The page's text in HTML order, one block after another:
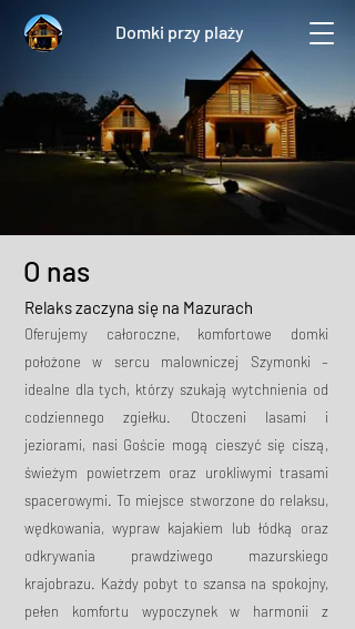
Domki przy plaży
O nas
Relaks zaczyna się na Mazurach
Oferujemy całoroczne, komfortowe domki
położone w sercu malowniczej Szymonki –
idealne dla tych, którzy szukają wytchnienia od
codziennego zgiełku. Otoczeni lasami i
jeziorami, nasi Goście mogą cieszyć się ciszą,
świeżym powietrzem oraz urokliwymi trasami
spacerowymi. To miejsce stworzone do relaksu,
wędkowania, wypraw kajakiem lub łódką oraz
odkrywania prawdziwego mazurskiego
krajobrazu. Każdy pobyt to szansa na spokojny,
pełen komfortu wypoczynek w harmonii z